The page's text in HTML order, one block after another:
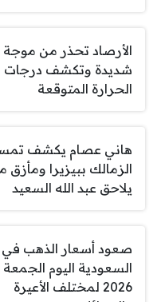
الأرصاد تحذر من موجة
شديدة وتكشف درجات
الحرارة المتوقعة
هاني عصام يكشف
الزمالك ببيزيرا ومأزق
يلاحق عبد الله السعيد
صعود أسعار الذهب في
2026 لمختلف الأعيرة